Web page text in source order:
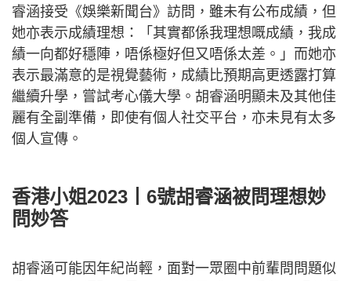
睿涵接受《娛樂新聞台》訪問，雖未有公布成績，但
她亦表示成績理想：「其實都係我理想嘅成績，我成
績一向都好穩陣，唔係極好但又唔係太差。」而她亦
表示最滿意的是視覺藝術，成績比預期高更透露打算
繼續升學，嘗試考心儀大學。胡睿涵明顯未及其他佳
麗有全副準備，即使有個人社交平台，亦未見有太多
個人宣傳。
香港小姐2023丨6號胡睿涵被問理想妙
問妙答
胡睿涵可能因年紀尚輕，面對一眾圈中前輩問問題似